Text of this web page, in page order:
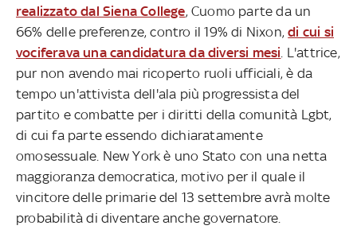
realizzato dal Siena College, Cuomo parte da un
66% delle preferenze, contro il 19% di Nixon,di cui si
vociferava una candidatura da diversi mesi . L'attrice,
pur non avendo mai ricoperto ruoli ufficiali, è da
tempo un'attivista dell'ala più progressista del
partito e combatte per i diritti della comunità Lgbt,
di cui fa parte essendo dichiaratamente
omosessuale. New York è uno Stato con una netta
maggioranza democratica, motivo per il quale il
vincitore delle primarie del 13 settembre avrà molte
probabilità di diventare anche governatore.